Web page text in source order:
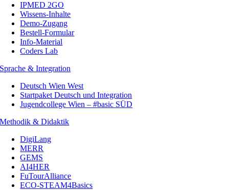
IPMED 2GO
Wissens-Inhalte
Demo-Zugang
Bestell-Formular
Info-Material
Coders Lab
Sprache & Integration
Deutsch Wien West
Startpaket Deutsch und Integration
Jugendcollege Wien – #basic SÜD
Methodik & Didaktik
DigiLang
MERR
GEMS
AI4HER
FuTourAlliance
ECO-STEAM4Basics